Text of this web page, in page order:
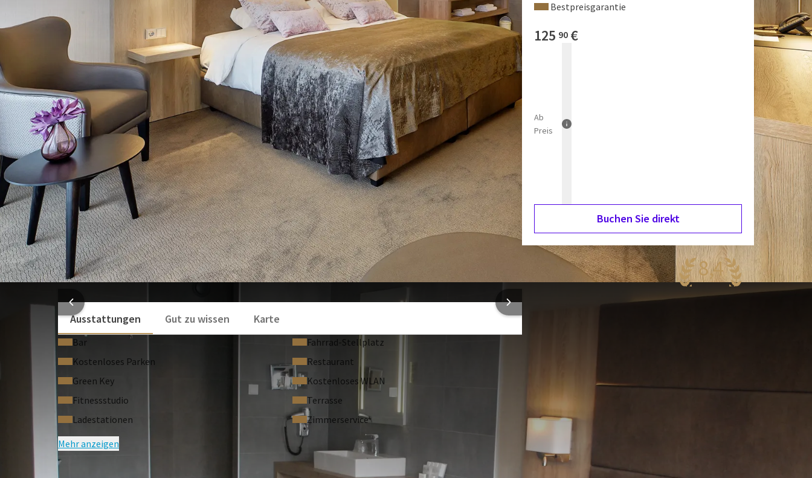
Dieses klimatisierte Doppelzimmer verfügt über einen Wasserkocher und einen Sitzbereich.
Zimmerausstattung:Klimaanlage, Schreibtisch, Sitzecke, extralange Betten (über 2
m), Haartrockner, Kostenfreie Pflegeprodukte, WC, Badezimmer, Telefon, Flachbild-
TV, Minibar, Wasserkocher, Kaffeemaschine, Weckservice, Handtücher, Bettwäsche
ZIMMER AUSSTATTUNGEN
Doppelbett
Badewanne und Dusche
Regendusche
Begehbare Dusche
Separate Toilette
Separate Badewanne
Toilettenartikel
Kosmetikspiegel
Föhn
Schreibtisch
Mehr anzeigen
Bestpreisgarantie
125 90 €
Ab
Preis
Buchen Sie direkt
8,4
Fantastisch
353 Bewertungen
Ausstattungen
Gut zu wissen Karte
Bar
Fahrrad-Stellplatz
Kostenloses Parken
Restaurant
Green Key
Kostenloses WLAN
Fitnessstudio
Terrasse
Ladestationen
Zimmerservice
Mehr anzeigen